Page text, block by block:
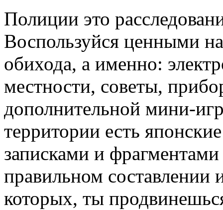
Полиции это
Воспользуйся ценными
обихода, а именно:
местности, советы,
дополнительной мини-
территории есть
записками и
правильном составлении
которых, ты